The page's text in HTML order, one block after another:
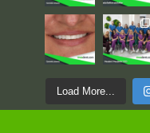
Load More...